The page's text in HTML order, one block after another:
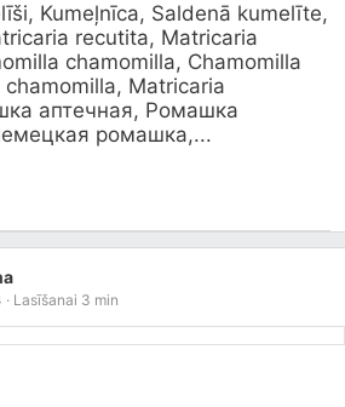
Kumeļnīca, Saldenā kumelīte,
recutita, Matricaria
chamomilla, Chamomilla
Matricaria
аптечная, Ромашка
ромашка,...
· Lasīšanai 3 min